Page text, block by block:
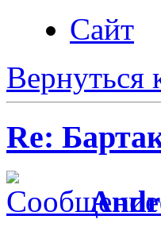
Сайт
Вернуться
Re: